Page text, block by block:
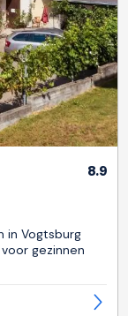
8.9
in Vogtsburg
gezinnen